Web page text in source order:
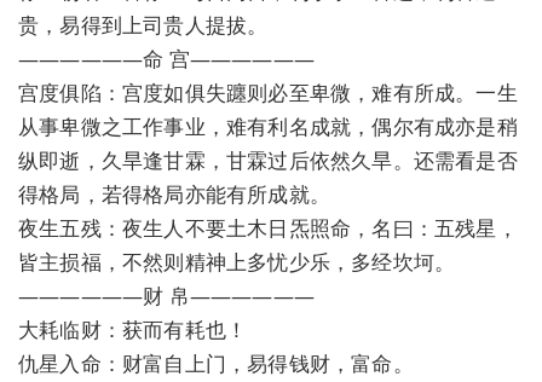
贵，易得到上司贵人提拔。
——————命 宫——————
宫度俱陷：宫度如俱失躔则必至卑微，难有所成。一生
从事卑微之工作事业，难有利名成就，偶尔有成亦是稍
纵即逝，久旱逢甘霖，甘霖过后依然久旱。还需看是否
得格局，若得格局亦能有所成就。
夜生五残：夜生人不要土木日炁照命，名曰：五残星，
皆主损福，不然则精神上多忧少乐，多经坎坷。
——————财 帛——————
大耗临财：获而有耗也！
仇星入命：财富自上门，易得钱财，富命。